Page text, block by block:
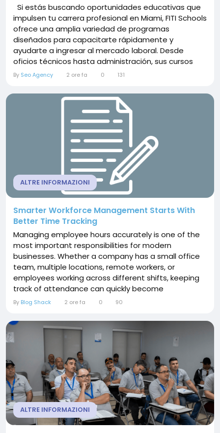
Si estás buscando oportunidades educativas que
impulsen tu carrera profesional en Miami, FITI Schools
ofrece una amplia variedad de programas
diseñados para capacitarte rápidamente y
ayudarte a ingresar al mercado laboral. Desde
oficios técnicos hasta administración, sus cursos
están enfocados en la práctica y en habilidades
Profesional FITI Schools destaca entre las escuelas...
By Seo Agency 2 ore fa 0 131
ALTRE INFORMAZIONI
Smarter Workforce Management Starts With
Better Time Tracking
Managing employee hours accurately is one of the
most important responsibilities for modern
businesses. Whether a company has a small office
team, multiple locations, remote workers, or
employees working across different shifts, keeping
track of attendance can quickly become
complicated. Manual timesheets, paper records,
unnecessary administrative work and increase the
possibility of mistakes. TimeTrex provides employee
time clock software designed to...
By Blog Shack 2 ore fa 0 90
ALTRE INFORMAZIONI